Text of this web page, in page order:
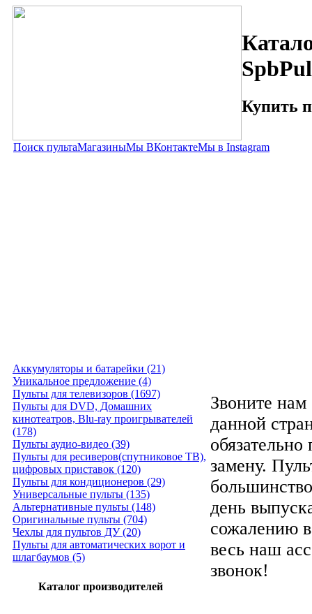
Купить
Поиск пультаМагазиныМы ВКонтактеМы в Instagram
Аккумуляторы и батарейки (21)
Уникальное предложение (4)
Пульты для телевизоров (1697)
Пульты для DVD, Домашних
кинотеатров, Blu-ray проигрывателей
(178)
Пульты аудио-видео (39)
Пульты для ресиверов(спутниковое ТВ),
цифровых приставок (120)
Пульты для кондиционеров (29)
Универсальные пульты (135)
Альтернативные пульты (148)
Оригинальные пульты (704)
Чехлы для пультов ДУ (20)
Пульты для автоматических ворот и
шлагбаумов (5)
Каталог производителей
Звоните нам
данной
замену.
день
сожалению
весь наш
звонок!